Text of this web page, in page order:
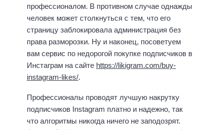
профессионалом. В противном случае однажды
человек может столкнуться с тем, что его
страницу заблокировала администрация без
права разморозки. Ну и наконец, посоветуем
вам сервис по недорогой покупке подписчиков в
Инстаграм на сайте https://likigram.com/buy-
instagram-likes/.
Профессионалы проводят лучшую накрутку
подписчиков Instagram платно и надежно, так
что алгоритмы никогда ничего не заподозрят.